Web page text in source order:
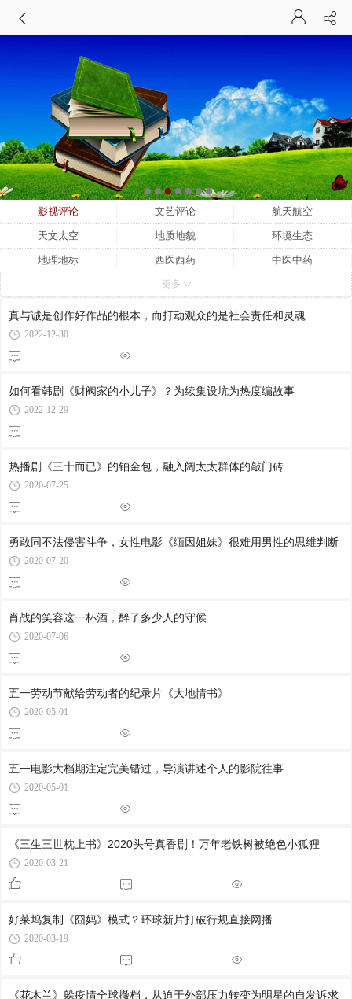
影视评论 文艺评论 航天航空
天文太空 地质地貌 环境生态
地理地标 西医西药 中医中药
民间艺术
书画艺术 文物鉴定 考古考证
历史文化
更多
真与诚是创作好作品的根本，而打动观众的是社会责任和灵魂
2022-12-30
如何看韩剧《财阀家的小儿子》？为续集设坑为热度编故事
2022-12-29
热播剧《三十而已》的铂金包，融入阔太太群体的敲门砖
2020-07-25
勇敢同不法侵害斗争，女性电影《缅因姐妹》很难用男性的思维判断
2020-07-20
肖战的笑容这一杯酒，醉了多少人的守候
2020-07-06
五一劳动节献给劳动者的纪录片《大地情书》
2020-05-01
五一电影大档期注定完美错过，导演讲述个人的影院往事
2020-05-01
《三生三世枕上书》2020头号真香剧！万年老铁树被绝色小狐狸
2020-03-21
好莱坞复制《囧妈》模式？环球新片打破行规直接网播
2020-03-19
《花木兰》躲疫情全球撤档，从迫于外部压力转变为明星的自发诉求